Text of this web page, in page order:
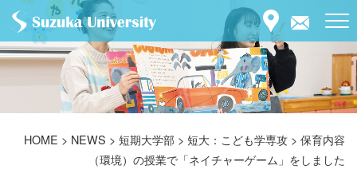
HOME > NEWS > 短期大学部 > 短大：こども学専攻 > 保育内容
（環境）の授業で「ネイチャーゲーム」をしました